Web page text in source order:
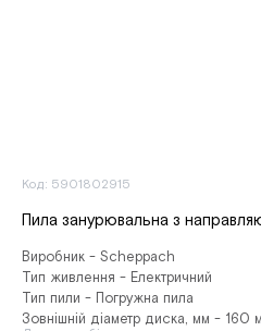
Код: 5901802915
Пила занурювальна з
Виробник - Scheppach
Тип живлення - Електричний
Тип пили - Погружна пила
Зовнішній діаметр диска, мм - 160